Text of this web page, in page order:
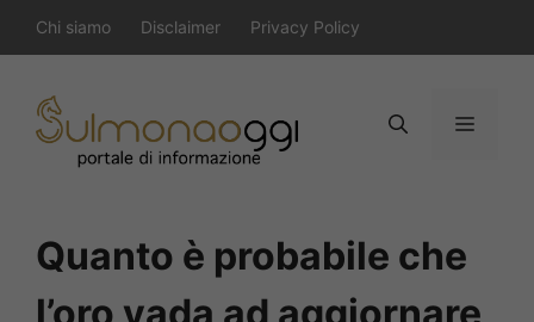
al
contenuto
Chi siamo Disclaimer Privacy Policy
Menu
Quanto è probabile che